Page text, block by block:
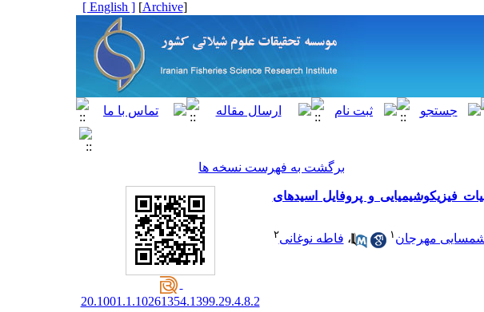
[
Archive
]
[ English ]
برگشت به فهرست نسخه ها
و پروفایل اسیدهای
مهرجان ۱ ، فاطه نوغانی۲
20.1001.1.10261354.1399.29.4.8.2